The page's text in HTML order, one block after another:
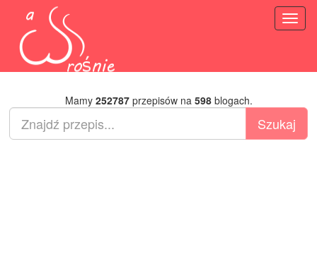
Mamy 252787przepisów na 598blogach.